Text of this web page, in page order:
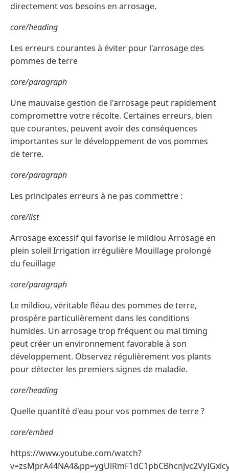
directement vos besoins en arrosage.
core/heading
Les erreurs courantes à éviter pour l'arrosage des
pommes de terre
core/paragraph
Une mauvaise gestion de l'arrosage peut rapidement
compromettre votre récolte. Certaines erreurs, bien
que courantes, peuvent avoir des conséquences
importantes sur le développement de vos pommes
de terre.
core/paragraph
Les principales erreurs à ne pas commettre :
core/list
Arrosage excessif qui favorise le mildiou Arrosage en
plein soleil Irrigation irrégulière Mouillage prolongé
du feuillage
core/paragraph
Le mildiou, véritable fléau des pommes de terre,
prospère particulièrement dans les conditions
humides. Un arrosage trop fréquent ou mal timing
peut créer un environnement favorable à son
développement. Observez régulièrement vos plants
pour détecter les premiers signes de maladie.
core/heading
Quelle quantité d'eau pour vos pommes de terre ?
core/embed
https://www.youtube.com/watch?